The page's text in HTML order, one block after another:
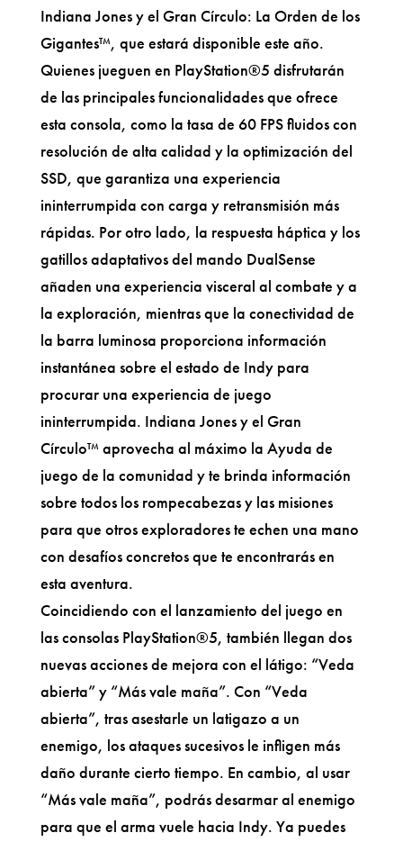
Indiana Jones y el Gran Círculo: La Orden de los
Gigantes™, que estará disponible este año.
Quienes jueguen en PlayStation®5 disfrutarán
de las principales funcionalidades que ofrece
esta consola, como la tasa de 60 FPS fluidos con
resolución de alta calidad y la optimización del
SSD, que garantiza una experiencia
ininterrumpida con carga y retransmisión más
rápidas. Por otro lado, la respuesta háptica y los
gatillos adaptativos del mando DualSense
añaden una experiencia visceral al combate y a
la exploración, mientras que la conectividad de
la barra luminosa proporciona información
instantánea sobre el estado de Indy para
procurar una experiencia de juego
ininterrumpida. Indiana Jones y el Gran
Círculo™ aprovecha al máximo la Ayuda de
juego de la comunidad y te brinda información
sobre todos los rompecabezas y las misiones
para que otros exploradores te echen una mano
con desafíos concretos que te encontrarás en
esta aventura.
Coincidiendo con el lanzamiento del juego en
las consolas PlayStation®5, también llegan dos
nuevas acciones de mejora con el látigo: “Veda
abierta” y “Más vale maña”. Con “Veda
abierta”, tras asestarle un latigazo a un
enemigo, los ataques sucesivos le infligen más
daño durante cierto tiempo. En cambio, al usar
“Más vale maña”, podrás desarmar al enemigo
para que el arma vuele hacia Indy. Ya puedes